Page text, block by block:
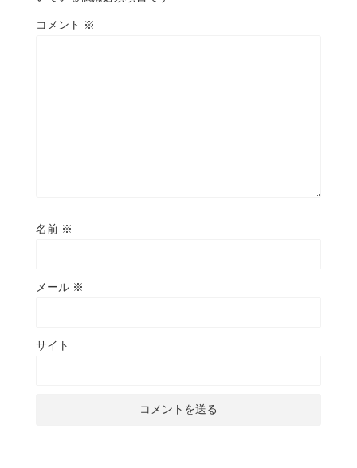
コメント ※
名前 ※
メール ※
サイト